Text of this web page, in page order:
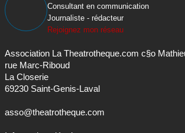
Consultant en communication
Journaliste - rédacteur
Rejoignez mon réseau
Association La Theatrotheque.com c§o
rue Marc-Riboud
La Closerie
69230 Saint-Genis-Laval
asso@theatrotheque.com